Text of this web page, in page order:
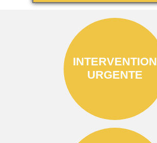
INTERVENTION
URGENTE